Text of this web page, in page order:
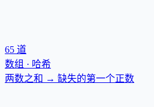
65 道
数组 · 哈希
两数之和 → 缺失的第一个正数